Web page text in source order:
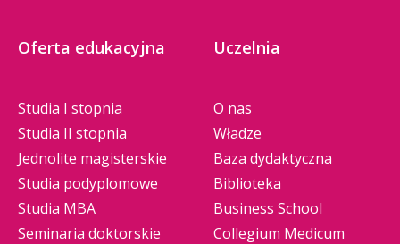
Oferta edukacyjna
Studia I stopnia
Studia II stopnia
Jednolite magisterskie
Studia podyplomowe
Studia MBA
Seminaria doktorskie
Uczelnia
O nas
Władze
Baza dydaktyczna
Biblioteka
Business School
Collegium Medicum